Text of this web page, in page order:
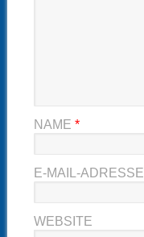
NAME *
E-MAIL-ADRESSE
WEBSITE